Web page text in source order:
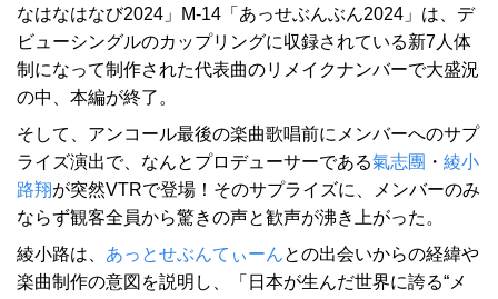
なはなはなび2024」M-14「あっせぶんぶん2024」は、デ
ビューシングルのカップリングに収録されている新7人体
制になって制作された代表曲のリメイクナンバーで大盛況
の中、本編が終了。
そして、アンコール最後の楽曲歌唱前にメンバーへのサプ
ライズ演出で、なんとプロデューサーである氣志團 ・ 綾小
路翔が突然VTRで登場！そのサプライズに、メンバーのみ
ならず観客全員から驚きの声と歓声が沸き上がった。
綾小路は、 あっとせぶんてぃーんとの出会いからの経緯や
楽曲制作の意図を説明し、「日本が生んだ世界に誇る“メ